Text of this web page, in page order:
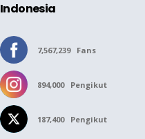
Indonesia
7,567,239 Fans
894,000 Pengikut
187,400 Pengikut